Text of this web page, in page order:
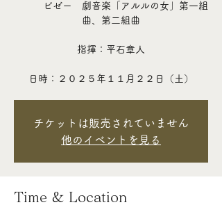
ビゼー 劇音楽「アルルの女」第一組
曲、第二組曲
指揮：平石章人
日時：２０２５年１１月２２日（土）
チケットは販売されていません
他のイベントを見る
Time & Location